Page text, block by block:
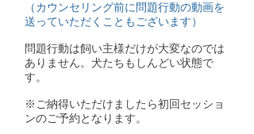
（カウンセリング前に問題行動の動画を
送っていただくこともございます）
問題行動は飼い主様だけが大変なのでは
ありません。犬たちもしんどい状態で
す。
※ご納得いただけましたら初回セッショ
ンのご予約となります。